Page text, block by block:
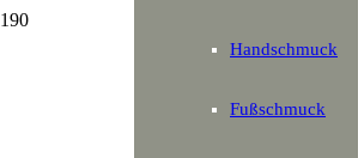
×
Handschmuck
Fußschmuck